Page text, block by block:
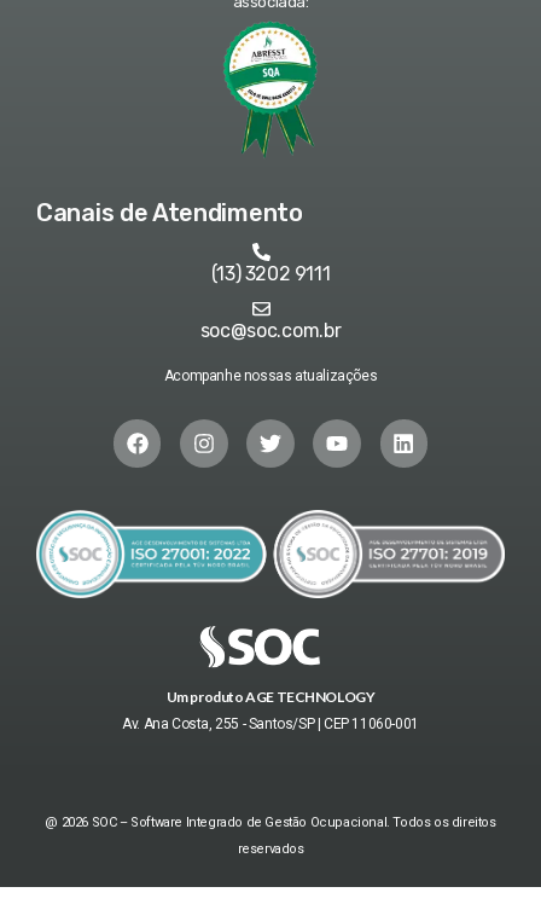
Canais de Atendimento
(13) 3202 9111
soc@soc.com.br
Acompanhe nossas atualizações
Um produto AGE TECHNOLOGY
Av. Ana Costa, 255 - Santos/SP | CEP 11060-001
@ 2026 SOC – Software Integrado de Gestão Ocupacional. Todos os direitos
reservados